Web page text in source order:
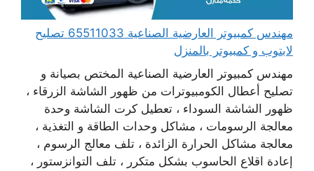
مهندس كمبيوتر العارضية الصناعية 65511033 تصليح
لابتوب و كمبيوتر بالمنزل
مهندس كمبيوتر العارضية الصناعية المختص بصيانة و
تصليح أعطال الكومبيوترات من ظهور الشاشة الزرقاء ،
ظهور الشاشة السوداء ، تعطيل كرت الشاشة وحدة
معالجة الرسومات ، مشاكل وحدات الطاقة و التغذية ،
معالجة مشاكل الحرارة الزائدة ، تلف معالج الرسوم ،
إعادة اقلاع الحاسوب بشكل متكرر ، تلف التوانزستور ،